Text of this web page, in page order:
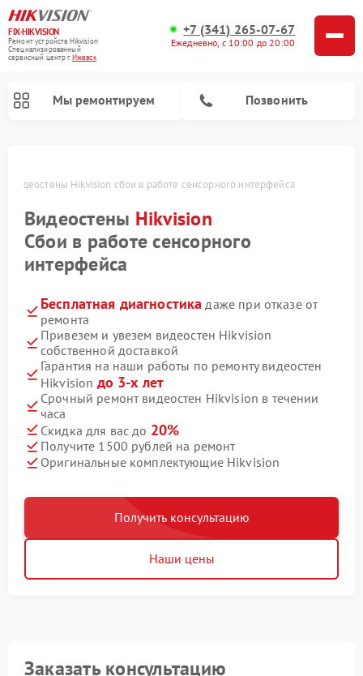
FIX-HIKVISION
Ремонт устройств Hikvision
Специализированный
cервисный центр г.Ижевск
+7 (341) 265-07-67
Ежедневно, с 10:00 до 20:00
Мы ремонтируем Позвонить
Видеостены Hikvision сбои в работе сенсорного интерфейса
Видеостены Hikvision
Сбои в работе сенсорного
интерфейса
Бесплатная диагностика даже при отказе от
ремонта
Привезем и увезем видеостен Hikvision
собственной доставкой
Гарантия на наши работы по ремонту видеостен
Hikvision до 3-х лет
Срочный ремонт видеостен Hikvision в течении
часа
Скидка для вас до 20%
Получите 1500 рублей на ремонт
Оригинальные комплектующие Hikvision
Получить консультацию
Наши цены
Заказать консультацию